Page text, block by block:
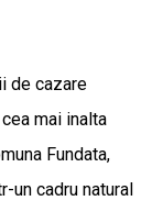
de cazare
mai inalta
Fundata,
un cadru natural